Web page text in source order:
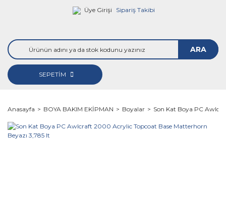
Üye Girişi Sipariş Takibi
ARA
SEPETİM
Anasayfa BOYA BAKIM EKİPMAN Boyalar Son Kat Boya PC